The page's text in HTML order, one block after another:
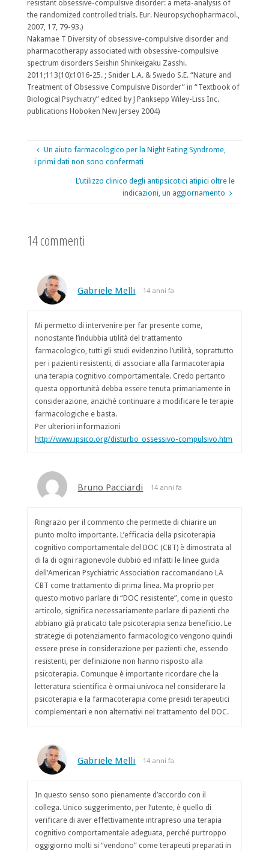
resistant obsessive-compulsive disorder: a meta-analysis of
the randomized controlled trials. Eur. Neuropsychopharmacol.,
2007, 17, 79-93.)
Nakamae T Diversity of obsessive-compulsive disorder and
pharmacotherapy associated with obsessive-compulsive
spectrum disorders Seishin Shinkeigaku Zasshi.
2011;113(10):1016-25. ; Snider L.A. & Swedo S.E. “Nature and
Treatment of Obsessive Compulsive Disorder” in “Textbook of
Biological Psychiatry” edited by J Panksepp Wiley-Liss Inc.
publications Hoboken New Jersey 2004)
Un aiuto farmacologico per la Night Eating Syndrome,
i primi dati non sono confermati
L’utilizzo clinico degli antipsicotici atipici oltre le
indicazioni, un aggiornamento
14 commenti
Gabriele Melli 14 anni fa
Mi permetto di intervenire per far presente come,
nonostante l’indubbia utilità del trattamento
farmacologico, tutti gli studi evidenzino l’utilità, soprattutto
per i pazienti resistenti, di associare alla farmacoterapia
una terapia cognitivo comportamentale. Credo pertanto
questa opportunità debba essere tenuta primariamente in
considerazione, anziché continuare a modificare le terapie
farmacologiche e basta.
Per ulteriori informazioni
http://www.ipsico.org/disturbo_ossessivo-compulsivo.htm
Bruno Pacciardi 14 anni fa
Ringrazio per il commento che permette di chiarire un
punto molto importante. L’efficacia della psicoterapia
cognitivo comportamentale del DOC (CBT) è dimostrata al
di la di ogni ragionevole dubbio ed infatti le linee guida
dell’American Psychiatric Association raccomandano LA
CBT come trattamento di prima linea. Ma proprio per
questo motivo parlare di “DOC resistente”, come in questo
articolo, significa necessariamente parlare di pazienti che
abbiano già praticato tale psicoterapia senza beneficio. Le
strategie di potenziamento farmacologico vengono quindi
essere prese in considerazione per pazienti che, essendo
resistenti, per definizione non hanno risposto alla
psicoterapia. Comunque è importante ricordare che la
letteratura scientifica è ormai univoca nel considerare la
psicoterapia e la farmacoterapia come presidi terapeutici
complementari e non alternativi nel trattamento del DOC.
Gabriele Melli 14 anni fa
In questo senso sono pienamente d’accordo con il
collega. Unico suggerimento, per l’utente, è quello di
verificare di aver effettivamente intrapreso una terapia
cognitivo comportamentale adeguata, perché purtroppo
oggigiorno molti si “vendono” come terapeuti preparati in